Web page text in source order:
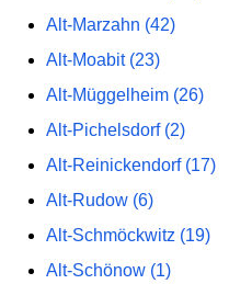
Alt-Marzahn (42)
Alt-Moabit (23)
Alt-Müggelheim (26)
Alt-Pichelsdorf (2)
Alt-Reinickendorf (17)
Alt-Rudow (6)
Alt-Schmöckwitz (19)
Alt-Schönow (1)